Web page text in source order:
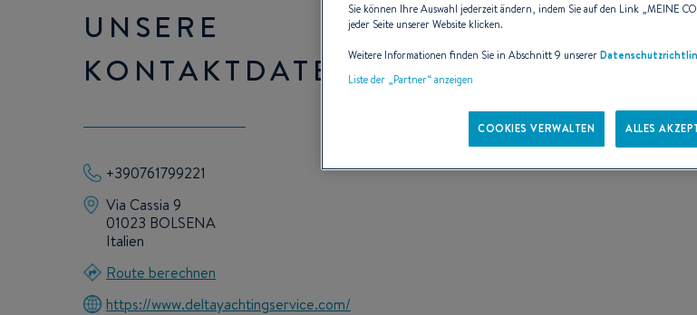
UNSERE
KONTAKTDATEN
+390761799221
Via Cassia 9
01023 BOLSENA
Italien
Route berechnen
https://www.deltayachtingservice.com/
Sie können Ihre Auswahl jederzeit ändern, indem Sie auf den Link „MEINE
jeder Seite unserer Website klicken.
Weitere Informationen finden Sie in Abschnitt 9 unserer
Liste der „Partner“ anzeigen
COOKIES VERWALTEN ALLES